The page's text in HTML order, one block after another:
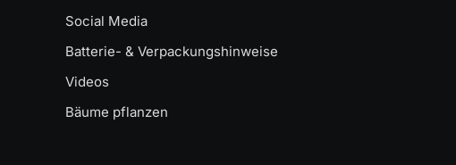
Social Media
Batterie- & Verpackungshinweise
Videos
Bäume pflanzen